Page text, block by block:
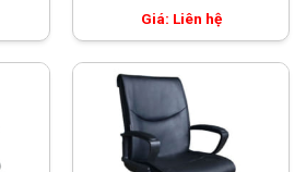
Giá: Liên hệ